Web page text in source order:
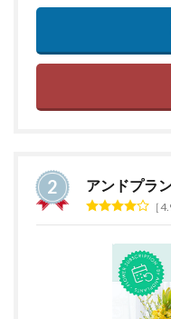
アンドプラ